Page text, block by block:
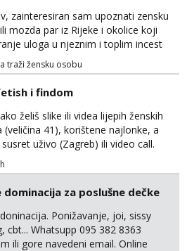
zainteresiran sam upoznati zensku
mozda par iz Rijeke i okolice koji
uloga u njeznim i toplim incest
izgled nebitan, bitno je da znas sto
se volis zabavljati. Javitese na mail,
ili zovite. Samo ozbiljni, hvala
traži žensku osobu
i findom
želiš slike ili videa lijepih ženskih
(veličina 41), korištene najlonke, a
uživo (Zagreb) ili video call.
sam, lijepa i obrazovana te spremna za
i ispunjavanje želja. Molim samo
spremni na dugoročnu suradnju i koji
platiti ono što nudim. :)
me zanima i findom Javite se sa
i ponudama.
dominacija za poslušne dečke
Ponižavanje, joi, sissy
cbt... Whatsupp 095 382 8363
ili gore navedeni email. Online